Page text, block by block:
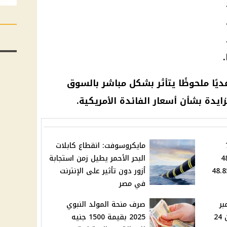
ملحوظًا يتأثر بشكل مباشر بالسوق
بشأن أسعار الفائدة الأمريكية.
7
الموازية 48.85
مايكروسوفت: انقطاع كابلات
البحر الأحمر يطيل زمن استجابة
أزور دون تأثير على الإنترنت
في مصر
2025 للعاملين بالدولة من 24
صرف منحة المولد النبوي
2025 بقيمة 1500 جنيه